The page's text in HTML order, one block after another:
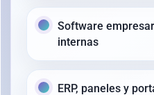
Software
internas
ERP, paneles y